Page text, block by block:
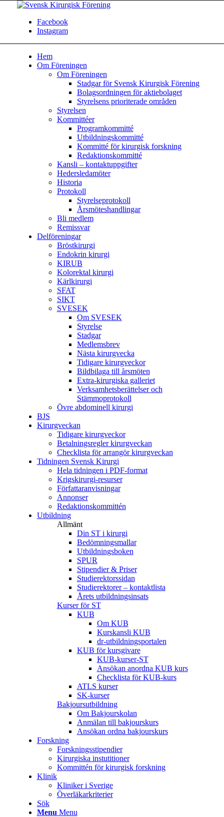
Facebook
Instagram
Hem
Om Föreningen
Om Föreningen
Stadgar för Svensk Kirurgisk Förening
Bolagsordningen för aktiebolaget
Styrelsens prioriterade områden
Styrelsen
Kommittéer
Programkommitté
Utbildningskommitté
Kommitté för kirurgisk forskning
Redaktionskommitté
Kansli – kontaktuppgifter
Hedersledamöter
Historia
Protokoll
Styrelseprotokoll
Årsmöteshandlingar
Bli medlem
Remissvar
Delföreningar
Bröstkirurgi
Endokrin kirurgi
KIRUB
Kolorektal kirurgi
Kärlkirurgi
SFAT
SIKT
SVESEK
Om SVESEK
Styrelse
Stadgar
Medlemsbrev
Nästa kirurgvecka
Tidigare kirurgveckor
Bildbilaga till årsmöten
Extra-kirurgiska galleriet
Verksamhetsberättelser och
Stämmoprotokoll
Övre abdominell kirurgi
BJS
Kirurgveckan
Tidigare kirurgveckor
Betalningsregler kirurgveckan
Checklista för arrangör kirurgveckan
Tidningen Svensk Kirurgi
Hela tidningen i PDF-format
Krigskirurgi-resurser
Författaranvisningar
Annonser
Redaktionskommittén
Utbildning
Allmänt
Din ST i kirurgi
Bedömningsmallar
Utbildningsboken
SPUR
Stipendier & Priser
Studierektorssidan
Studierektorer – kontaktlista
Årets utbildningsinsats
Kurser för ST
KUB
Om KUB
Kurskansli KUB
dr-utbildningsportalen
KUB för kursgivare
KUB-kurser-ST
Ansökan anordna KUB kurs
Checklista för KUB-kurs
ATLS kurser
SK-kurser
Bakjoursutbildning
Om Bakjourskolan
Anmälan till bakjourskurs
Ansökan ordna bakjourskurs
Forskning
Forskningsstipendier
Kirurgiska instutitioner
Kommittén för kirurgisk forskning
Klinik
Kliniker i Sverige
Överläkarkriterier
Sök
Menu Menu